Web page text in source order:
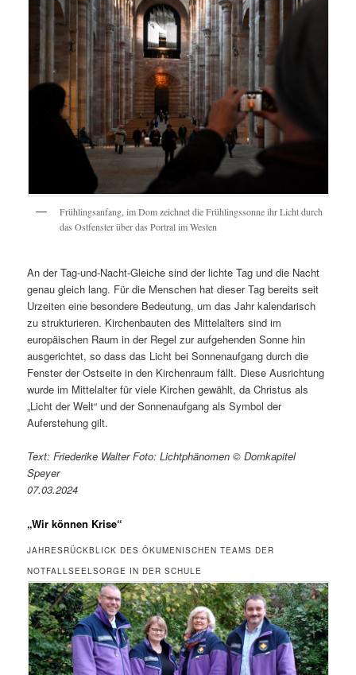
Frühlingsanfang, im Dom zeichnet die Frühlingssonne ihr Licht durch
das Ostfenster über das Portral im Westen
An der Tag-und-Nacht-Gleiche sind der lichte Tag und die Nacht
genau gleich lang. Für die Menschen hat dieser Tag bereits seit
Urzeiten eine besondere Bedeutung, um das Jahr kalendarisch
zu strukturieren. Kirchenbauten des Mittelalters sind im
europäischen Raum in der Regel zur aufgehenden Sonne hin
ausgerichtet, so dass das Licht bei Sonnenaufgang durch die
Fenster der Ostseite in den Kirchenraum fällt. Diese Ausrichtung
wurde im Mittelalter für viele Kirchen gewählt, da Christus als
„Licht der Welt“ und der Sonnenaufgang als Symbol der
Auferstehung gilt.
Text: Friederike Walter Foto: Lichtphänomen © Domkapitel
Speyer
07.03.2024
„Wir können Krise“
JAHRESRÜCKBLICK DES ÖKUMENISCHEN TEAMS DER
NOTFALLSEELSORGE IN DER SCHULE